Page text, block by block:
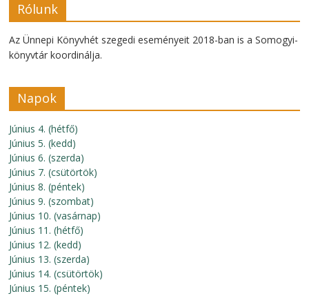
Rólunk
Az Ünnepi Könyvhét szegedi eseményeit 2018-ban is a Somogyi-
könyvtár koordinálja.
Napok
Június 4. (hétfő)
Június 5. (kedd)
Június 6. (szerda)
Június 7. (csütörtök)
Június 8. (péntek)
Június 9. (szombat)
Június 10. (vasárnap)
Június 11. (hétfő)
Június 12. (kedd)
Június 13. (szerda)
Június 14. (csütörtök)
Június 15. (péntek)